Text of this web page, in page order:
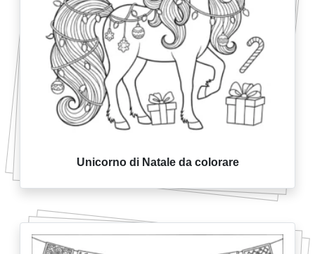
Unicorno di Natale da colorare